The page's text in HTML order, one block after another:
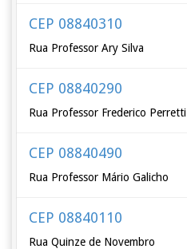
CEP 08840310
Rua Professor Ary Silva
CEP 08840290
Rua Professor Frederico Perretti
CEP 08840490
Rua Professor Mário Galicho
CEP 08840110
Rua Quinze de Novembro